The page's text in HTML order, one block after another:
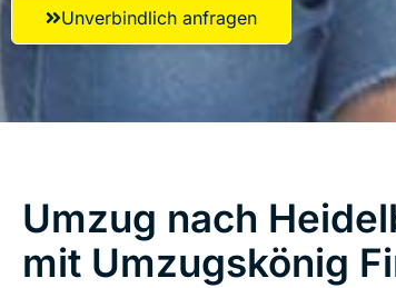
Unverbindlich anfragen
Umzug nach
mit Umzugskönig